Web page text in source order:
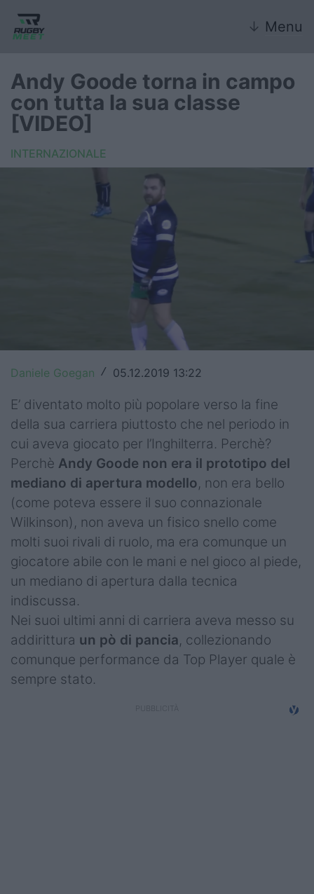
↓ Menu
Nazionale
Nazionali giovanili
Rugby Sevens
United Rugby Championship
Premiership
Champions Cup
Challenge Cup
World Rugby
Rugby World Cup
Super Rugby
Rugby in TV
Mercato
Serie A Elite
Campionati
Serie A
Andy Goode torna in campo
con tutta la sua classe
[VIDEO]
INTERNAZIONALE
Daniele Goegan / 05.12.2019 13:22
E’ diventato molto più popolare verso la fine
della sua carriera piuttosto che nel periodo in
cui aveva giocato per l’Inghilterra. Perchè?
Perchè Andy Goode non era il prototipo del
mediano di apertura modello, non era bello
(come poteva essere il suo connazionale
Wilkinson), non aveva un fisico snello come
molti suoi rivali di ruolo, ma era comunque un
giocatore abile con le mani e nel gioco al piede,
un mediano di apertura dalla tecnica
indiscussa.
Nei suoi ultimi anni di carriera aveva messo su
addirittura un pò di pancia, collezionando
comunque performance da Top Player quale è
sempre stato.